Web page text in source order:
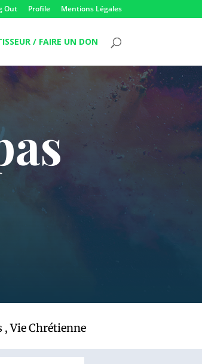
Out Profile Mentions Légales
/ FAIRE UN DON
,Vie Chrétienne